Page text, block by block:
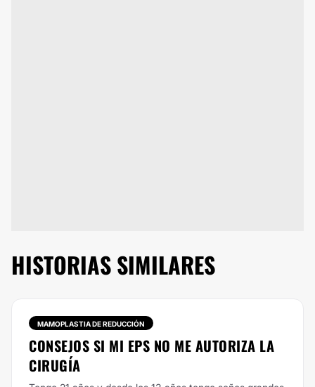
HISTORIAS SIMILARES
MAMOPLASTIA DE REDUCCIÓN
CONSEJOS SI MI EPS NO ME AUTORIZA LA
CIRUGÍA